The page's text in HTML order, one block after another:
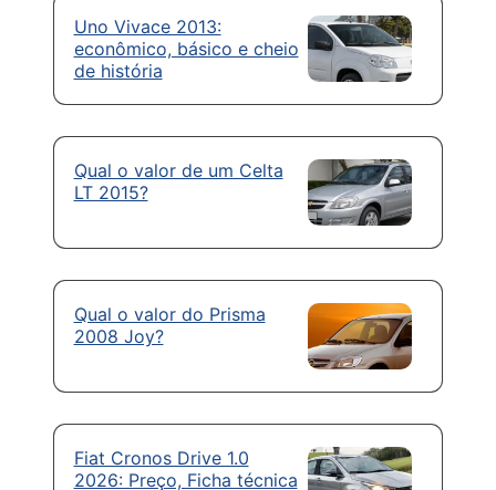
Uno Vivace 2013:
econômico, básico e cheio
de história
Qual o valor de um Celta
LT 2015?
Qual o valor do Prisma
2008 Joy?
Fiat Cronos Drive 1.0
2026: Preço, Ficha técnica